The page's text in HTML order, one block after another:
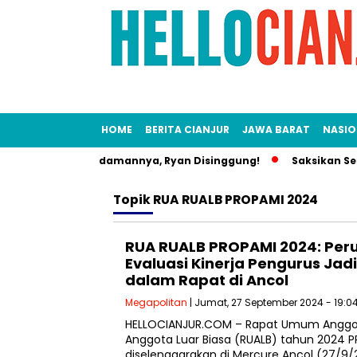
HOME BERITA CIANJUR JAWA BARAT
Pria Muda Idamannya, Ryan Disinggung! Saksikan
TopikRUA RUALB PROPAMI 2024
RUA RUALB PROPAMI 2024:
Evaluasi Kinerja Pengurus
dalam Rapat di Ancol
Megapolitan | Jumat, 27 September 2024 -
HELLOCIANJUR.COM – Rapat Umum
Anggota Luar Biasa (RUALB) tahun 2024